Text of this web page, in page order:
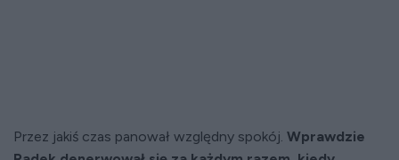
Przez jakiś czas panował względny spokój. Wprawdzie